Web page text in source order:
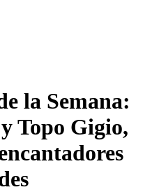
la Semana:
Topo Gigio,